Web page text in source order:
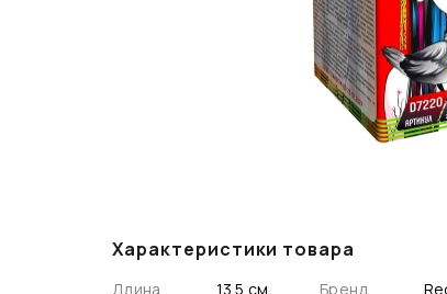
Характеристики товара
Длина
13.5 см
Бренд